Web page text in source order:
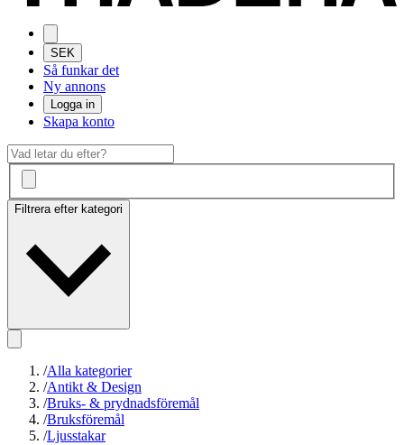
SEK
Så funkar det
Ny annons
Logga in
Skapa konto
Filtrera efter kategori
/Alla kategorier
/Antikt & Design
/Bruks- & prydnadsföremål
/Bruksföremål
/Ljusstakar